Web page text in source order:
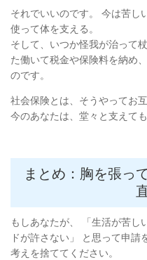
それでいいのです。 今は苦し
使って体を支える。
そして、いつか怪我が治って
た働いて税金や保険料を納め
のです。
社会保険とは、そうやってお
今のあなたは、堂々と支えて
まとめ：胸を張っ
もしあなたが、 「生活が苦し
ドが許さない」 と思って申
考えを捨ててください。